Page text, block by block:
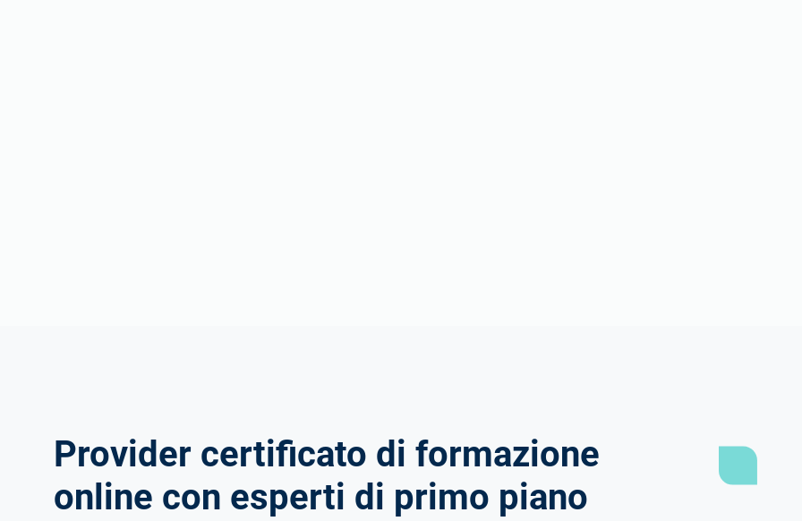
Provider certificato di formazione
online con esperti di primo piano